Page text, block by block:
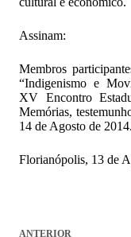
Assinam:
Membros
“Indigenismo e
XV Encontro
Memórias,
14 de Agosto de 2014.
Florianópolis, 13 de
ANTERIOR